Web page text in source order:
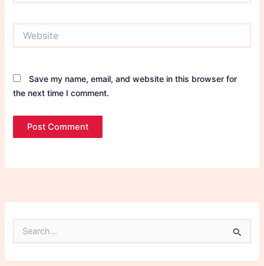
Save my name, email, and website in this browser for
the next time I comment.
r